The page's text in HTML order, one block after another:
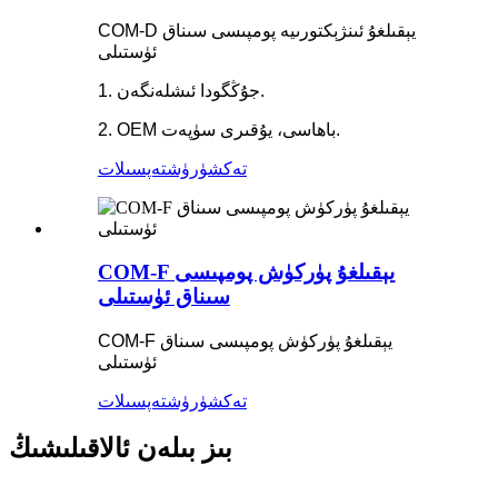
COM-D يېقىلغۇ ئىنژېكتورىيە پومپىسى سىناق
ئۈستىلى
1. جۇڭگودا ئىشلەنگەن.
2. OEM باھاسى، يۇقىرى سۈپەت.
تەكشۈرۈشتەپسىلات
COM-F يېقىلغۇ پۈركۈش پومپىسى
سىناق ئۈستىلى
COM-F يېقىلغۇ پۈركۈش پومپىسى سىناق
ئۈستىلى
تەكشۈرۈشتەپسىلات
بىز بىلەن ئالاقىلىشىڭ